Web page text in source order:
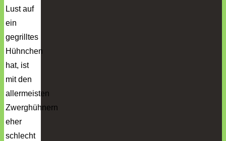
Lust auf
ein
gegrilltes
Hühnchen
hat, ist
mit den
allermeisten
Zwerghühnern
eher
schlecht